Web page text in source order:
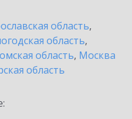
область,
область,
область, Москва
область